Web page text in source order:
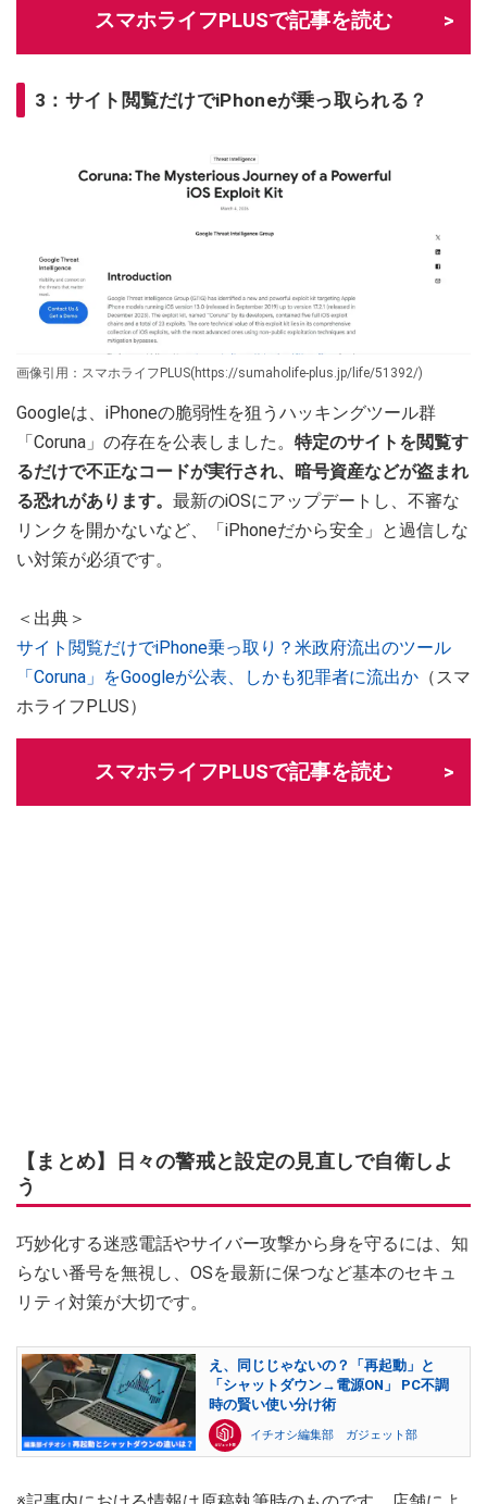
スマホライフPLUSで記事を読む
3：サイト閲覧だけでiPhoneが乗っ取られる？
画像引用：スマホライフPLUS(https://sumaholife-plus.jp/life/51392/)
Googleは、iPhoneの脆弱性を狙うハッキングツール群
「Coruna」の存在を公表しました。 特定のサイトを閲覧す
るだけで不正なコードが実行され、暗号資産などが盗まれ
る恐れがあります。 最新のiOSにアップデートし、不審な
リンクを開かないなど、「iPhoneだから安全」と過信しな
い対策が必須です。
＜出典＞
サイト閲覧だけでiPhone乗っ取り？米政府流出のツール
「Coruna」をGoogleが公表、しかも犯罪者に流出か （スマ
ホライフPLUS）
スマホライフPLUSで記事を読む
【まとめ】日々の警戒と設定の見直しで自衛しよ
う
巧妙化する迷惑電話やサイバー攻撃から身を守るには、知
らない番号を無視し、OSを最新に保つなど基本のセキュ
リティ対策が大切です。
え、同じじゃないの？「再起動」と
「シャットダウン→電源ON」 PC不調
時の賢い使い分け術
イチオシ編集部 ガジェット部